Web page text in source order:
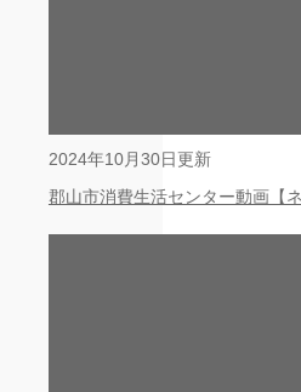
2024年10月30日更新
郡山市消費生活センター動画【